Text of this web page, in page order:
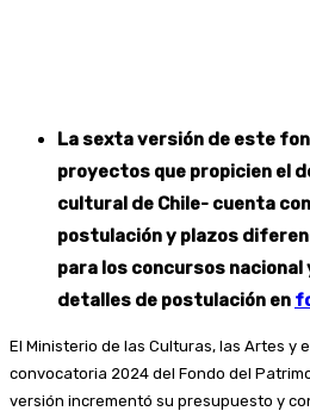
La sexta versión de este
proyectos que propicien el
cultural de Chile- cuenta
postulación y plazos
para los concursos nacional
detalles de postulación en
El Ministerio de las Culturas, las Artes y
convocatoria 2024 del Fondo del
versión incrementó su presupuesto y